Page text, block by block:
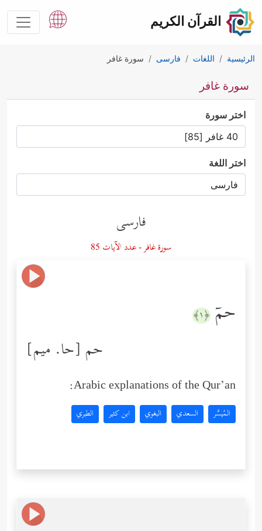
القرآن الكريم
الرئيسية اللغات فارسى سورة غافر
سورة غافر
اختر سورة
اختر اللغة
فارسى
سورة غافر - عدد الآيات 85
حمۤ ﴿١﴾
حم [حا. میم]
Arabic explanations of the Qur’an:
المُيسَّر السعدي البغوي ابن كثير الطبري